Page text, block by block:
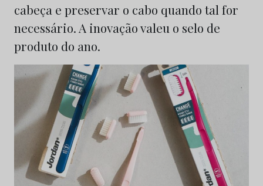
cabeça e preservar o cabo quando tal for
necessário. A inovação valeu o selo de
produto do ano.